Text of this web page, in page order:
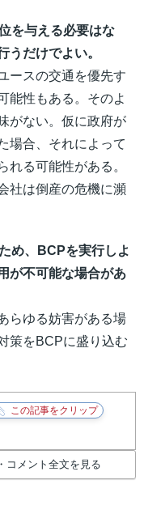
を与える必要はな
うだけでよい。
ースの交通を優先す
能性もある。そのよ
がない。仮に政府が
場合、それによって
れる可能性がある。
社は倒産の危機に瀕
め、BCPを実行しよ
が不可能な場合があ
らゆる妨害がある場
策をBCPに盛り込む
コメント全文を見る